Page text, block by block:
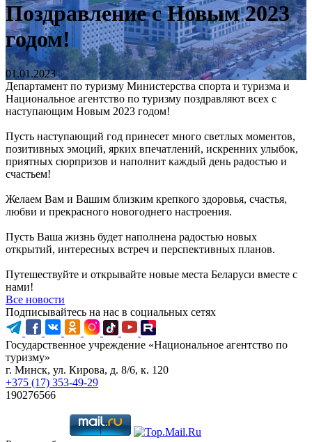
Поздравление с Новым 2023
годом!
01.01.2023
Департамент по туризму Министерства спорта и туризма и
Национальное агентство по туризму поздравляют всех с
наступающим Новым 2023 годом!
Пусть наступающий год принесет много светлых моментов,
позитивных эмоций, ярких впечатлений, искренних улыбок,
приятных сюрпризов и наполнит каждый день радостью и
счастьем!
Желаем Вам и Вашим близким крепкого здоровья, счастья,
любви и прекрасного новогоднего настроения.
Пусть Ваша жизнь будет наполнена радостью новых
открытий, интересных встреч и перспективных планов.
Путешествуйте и открывайте новые места Беларуси вместе с
нами!
Все новости
Подписывайтесь на нас в социальных сетях
Государственное учреждение «Национальное агентство по
туризму»
г. Минск, ул. Кирова, д. 8/6, к. 120
+375 (17) 353-49-29
190276566